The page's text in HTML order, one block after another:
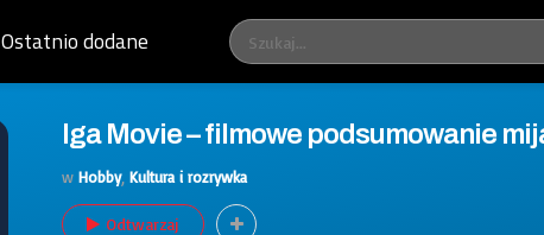
Ostatnio dodane
Iga Movie – filmowe podsumowanie
w Hobby, Kultura i rozrywka
Odtwarzaj